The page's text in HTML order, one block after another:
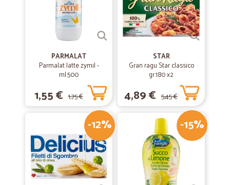
PARMALAT
Parmalat latte zymil -
ml.500
1,55 € 1,75 €
STAR
Gran ragu Star classico
gr.180 x2
4,89 € 5,45 €
-12% -15%